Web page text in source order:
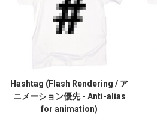
Hashtag (Flash Rendering / ア
ニメーション優先 - Anti-alias
for animation)